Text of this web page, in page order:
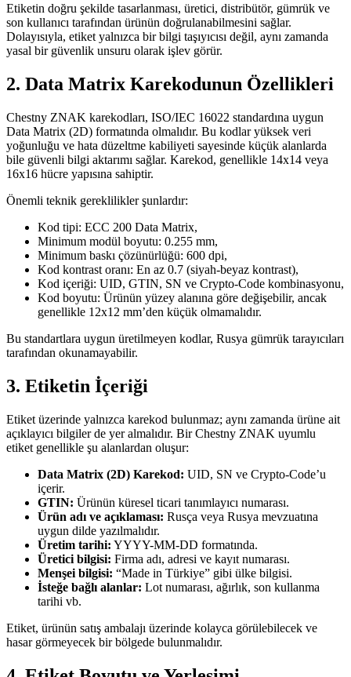
Etiketin doğru şekilde tasarlanması, üretici, distribütör, gümrük ve
son kullanıcı tarafından ürünün doğrulanabilmesini sağlar.
Dolayısıyla, etiket yalnızca bir bilgi taşıyıcısı değil, aynı zamanda
yasal bir güvenlik unsuru olarak işlev görür.
2. Data Matrix Karekodunun Özellikleri
Chestny ZNAK karekodları, ISO/IEC 16022 standardına uygun
Data Matrix (2D) formatında olmalıdır. Bu kodlar yüksek veri
yoğunluğu ve hata düzeltme kabiliyeti sayesinde küçük alanlarda
bile güvenli bilgi aktarımı sağlar. Karekod, genellikle 14x14 veya
16x16 hücre yapısına sahiptir.
Önemli teknik gereklilikler şunlardır:
Kod tipi: ECC 200 Data Matrix,
Minimum modül boyutu: 0.255 mm,
Minimum baskı çözünürlüğü: 600 dpi,
Kod kontrast oranı: En az 0.7 (siyah-beyaz kontrast),
Kod içeriği: UID, GTIN, SN ve Crypto-Code kombinasyonu,
Kod boyutu: Ürünün yüzey alanına göre değişebilir, ancak
genellikle 12x12 mm’den küçük olmamalıdır.
Bu standartlara uygun üretilmeyen kodlar, Rusya gümrük tarayıcıları
tarafından okunamayabilir.
3. Etiketin İçeriği
Etiket üzerinde yalnızca karekod bulunmaz; aynı zamanda ürüne ait
açıklayıcı bilgiler de yer almalıdır. Bir Chestny ZNAK uyumlu
etiket genellikle şu alanlardan oluşur:
Data Matrix (2D) Karekod: UID, SN ve Crypto-Code’u
içerir.
GTIN: Ürünün küresel ticari tanımlayıcı numarası.
Ürün adı ve açıklaması: Rusça veya Rusya mevzuatına
uygun dilde yazılmalıdır.
Üretim tarihi: YYYY-MM-DD formatında.
Üretici bilgisi: Firma adı, adresi ve kayıt numarası.
Menşei bilgisi: “Made in Türkiye” gibi ülke bilgisi.
İsteğe bağlı alanlar: Lot numarası, ağırlık, son kullanma
tarihi vb.
Etiket, ürünün satış ambalajı üzerinde kolayca görülebilecek ve
hasar görmeyecek bir bölgede bulunmalıdır.